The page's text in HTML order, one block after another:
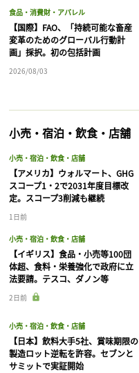
食品・消費財・アパレル
【国際】FAO、「持続可能な畜産
変革のためのグローバル行動計
画」採択。初の包括計画
2026/08/03
小売・宿泊・飲食・店舗
小売・宿泊・飲食・店舗
【アメリカ】ウォルマート、GHG
スコープ1・2で2031年度目標改
定。スコープ3削減も継続
1日前
小売・宿泊・飲食・店舗
【イギリス】食品・小売等100団
体超、食料・栄養強化で政府に立
法要請。テスコ、ダノン等
2日前
小売・宿泊・飲食・店舗
【日本】飲料大手5社、賞味期限の
製造ロット逆転を許容。セブンと
サミットで実証開始
保存するには
会員登録